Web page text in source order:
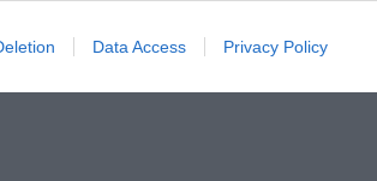
Data Access Privacy Policy